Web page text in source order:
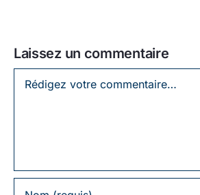
Laissez un commentaire
Laissez